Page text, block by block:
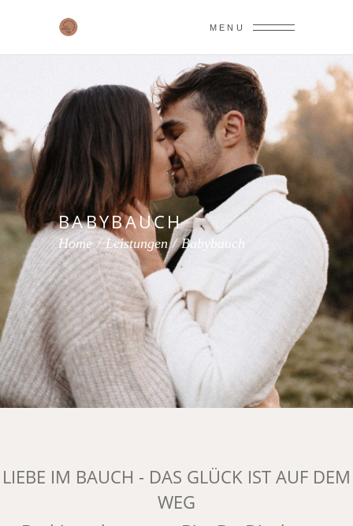
MENU
BABYBAUCH
Home/Leistungen/Babybauch
LIEBE IM BAUCH - DAS GLÜCK IST AUF DEM
WEG